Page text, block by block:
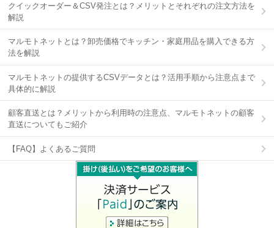
クイックオーダー＆CSV発注とは？メリットとそれぞれの注文方法を
解説
マルモトネットとは？卸売価格でキッチン・家庭用品を購入できる方
法を解説
マルモトネットの提供するCSVデータとは？活用手順から注意点まで
具体的に解説
顧客直送とは？メリットから利用時の注意点、マルモトネットの顧客
直送についてもご紹介
【FAQ】よくあるご質問